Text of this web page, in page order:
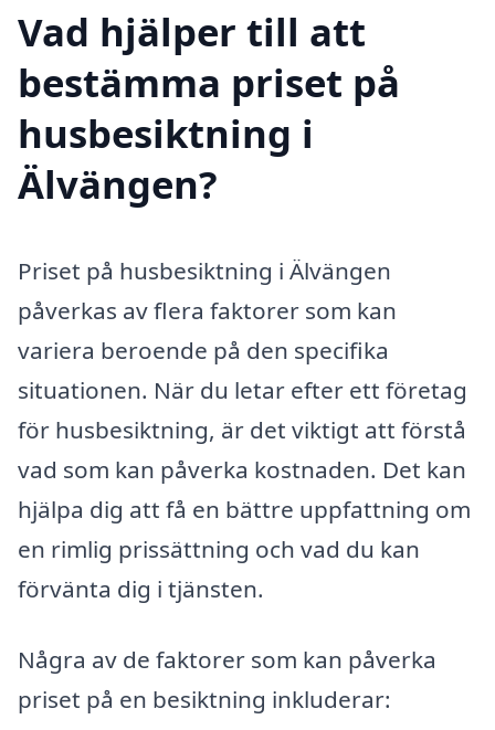
Vad hjälper till att
bestämma priset på
husbesiktning i
Älvängen?
Priset på husbesiktning i Älvängen
påverkas av flera faktorer som kan
variera beroende på den specifika
situationen. När du letar efter ett företag
för husbesiktning, är det viktigt att förstå
vad som kan påverka kostnaden. Det kan
hjälpa dig att få en bättre uppfattning om
en rimlig prissättning och vad du kan
förvänta dig i tjänsten.
Några av de faktorer som kan påverka
priset på en besiktning inkluderar: